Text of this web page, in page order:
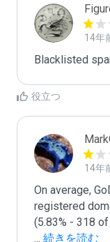
14年
Blacklisted
役立つ
14年
On average,
registered
... 続きを読む